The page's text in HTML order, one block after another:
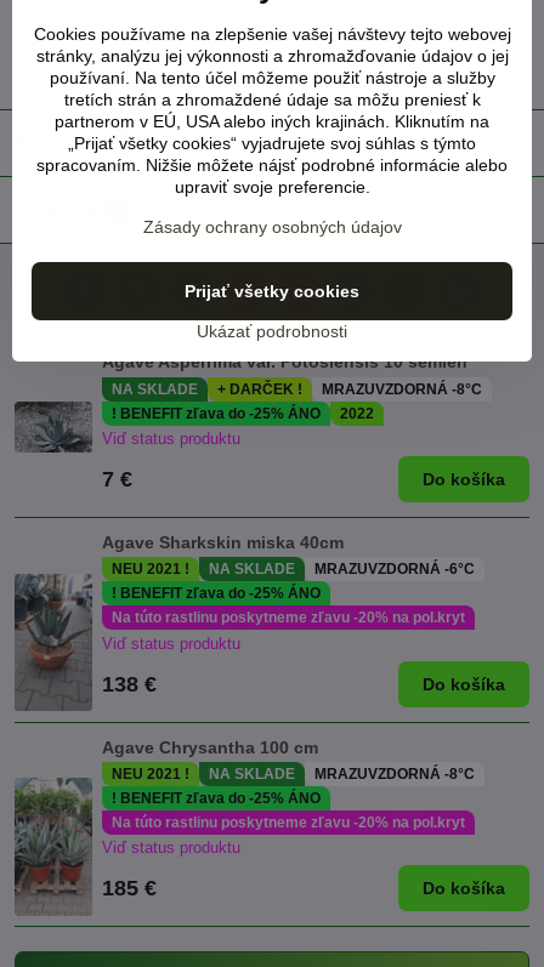
Recenzie 0
TwitterBlueskyPinterestRedditLinkedIn
Agave Asperrima var. Potosiensis 10 semien
NA SKLADE + DARČEK !
MRAZUVZDORNÁ -8°C
! BENEFIT zľava do -25% ÁNO
2022
Viď status produktu
7 € Do košíka
Agave Sharkskin miska 40cm
NEU 2021 ! NA SKLADE
MRAZUVZDORNÁ -6°C
! BENEFIT zľava do -25% ÁNO
Na túto rastlinu poskytneme zľavu -20% na pol.kryt
Viď status produktu
138 € Do košíka
Agave Chrysantha 100 cm
NEU 2021 ! NA SKLADE
MRAZUVZDORNÁ -8°C
! BENEFIT zľava do -25% ÁNO
Na túto rastlinu poskytneme zľavu -20% na pol.kryt
Viď status produktu
185 € Do košíka
Cookies používame na zlepšenie vašej návštevy tejto webovej
stránky, analýzu jej výkonnosti a zhromažďovanie údajov o jej
používaní. Na tento účel môžeme použiť nástroje a služby
tretích strán a zhromaždené údaje sa môžu preniesť k
partnerom v EÚ, USA alebo iných krajinách. Kliknutím na
„Prijať všetky cookies“ vyjadrujete svoj súhlas s týmto
spracovaním. Nižšie môžete nájsť podrobné informácie alebo
upraviť svoje preferencie.
Zásady ochrany osobných údajov
Ukázať podrobnosti
Prijať všetky cookies